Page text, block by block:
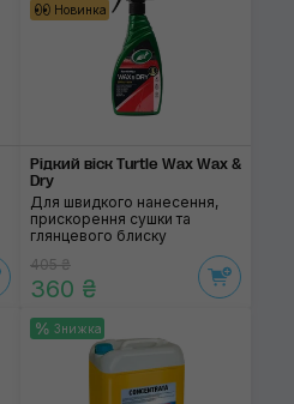
Новинка
Рідкий віск Turtle Wax Wax &
Dry
Для швидкого нанесення,
прискорення сушки та
глянцевого блиску
405 ₴
360 ₴
Знижка